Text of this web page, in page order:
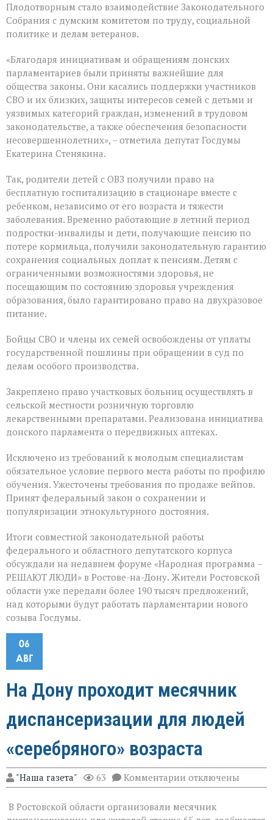
Плодотворным стало взаимодействие Законодательного
Собрания с думским комитетом по труду, социальной
политике и делам ветеранов.
«Благодаря инициативам и обращениям донских
парламентариев были приняты важнейшие для
общества законы. Они касались поддержки участников
СВО и их близких, защиты интересов семей с детьми и
уязвимых категорий граждан, изменений в трудовом
законодательстве, а также обеспечения безопасности
несовершеннолетних», – отметила депутат Госдумы
Екатерина Стенякина.
Так, родители детей с ОВЗ получили право на
бесплатную госпитализацию в стационаре вместе с
ребенком, независимо от его возраста и тяжести
заболевания. Временно работающие в летний период
подростки-инвалиды и дети, получающие пенсию по
потере кормильца, получили законодательную гарантию
сохранения социальных доплат к пенсиям. Детям с
ограниченными возможностями здоровья, не
посещающим по состоянию здоровья учреждения
образования, было гарантировано право на двухразовое
питание.
Бойцы СВО и члены их семей освобождены от уплаты
государственной пошлины при обращении в суд по
делам особого производства.
Закреплено право участковых больниц осуществлять в
сельской местности розничную торговлю
лекарственными препаратами. Реализована инициатива
донского парламента о передвижных аптеках.
Исключено из требований к молодым специалистам
обязательное условие первого места работы по профилю
обучения. Ужесточены требования по продаже вейпов.
Принят федеральный закон о сохранении и
популяризации этнокультурного достояния.
Итоги совместной законодательной работы
федерального и областного депутатского корпуса
обсуждали на недавнем форуме «Народная программа –
РЕШАЮТ ЛЮДИ» в Ростове-на-Дону. Жители Ростовской
области уже передали более 190 тысяч предложений,
над которыми будут работать парламентарии нового
созыва Госдумы.
06
АВГ
На Дону проходит месячник
диспансеризации для людей
«серебряного» возраста
"Наша газета" 63 Комментарии к
записи
Дону
отключены
В Ростовской области организовали месячник